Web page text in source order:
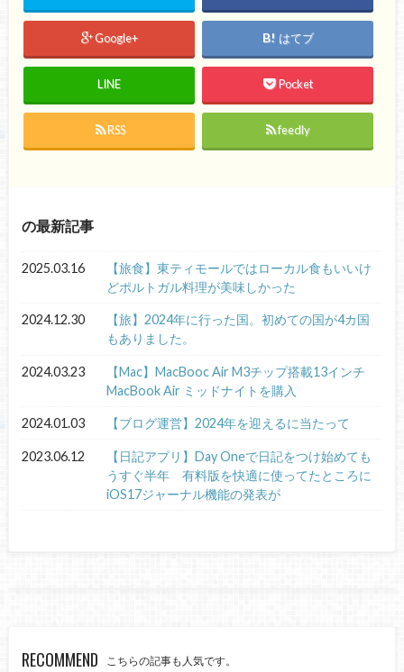
Google+ はてブ
LINE Pocket
RSS feedly
の最新記事
2025.03.16
【旅食】東ティモールではローカル食もいいけ
どポルトガル料理が美味しかった
2024.12.30
【旅】2024年に行った国。初めての国が4カ国
もありました。
2024.03.23
【Mac】MacBooc Air M3チップ搭載13インチ
MacBook Air ミッドナイトを購入
2024.01.03 【ブログ運営】2024年を迎えるに当たって
2023.06.12
【日記アプリ】Day Oneで日記をつけ始めても
うすぐ半年 有料版を快適に使ってたところに
iOS17ジャーナル機能の発表が
RECOMMEND こちらの記事も人気です。